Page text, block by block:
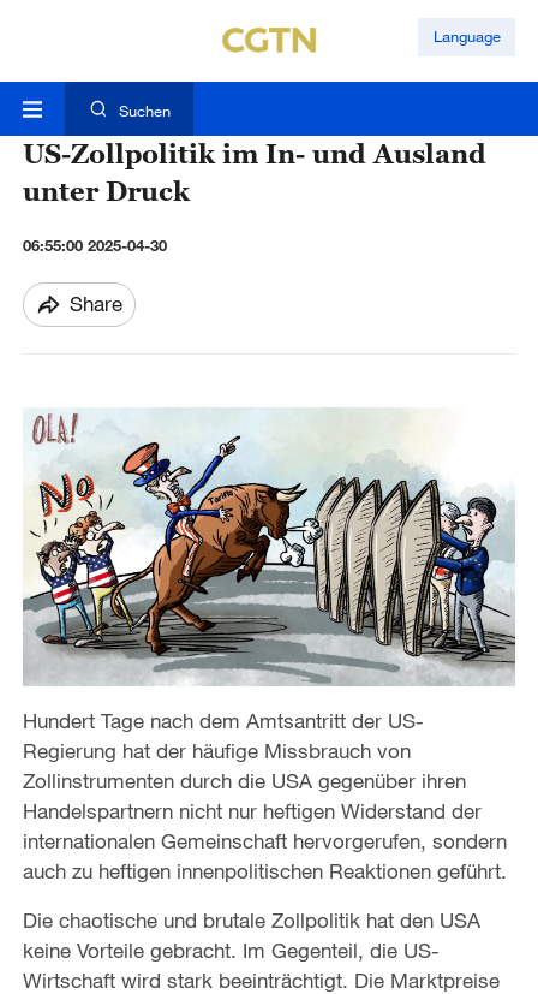
Language
Suchen
US-Zollpolitik im In- und Ausland
unter Druck
06:55:00 2025-04-30
Share
Hundert Tage nach dem Amtsantritt der US-
Regierung hat der häufige Missbrauch von
Zollinstrumenten durch die USA gegenüber ihren
Handelspartnern nicht nur heftigen Widerstand der
internationalen Gemeinschaft hervorgerufen, sondern
auch zu heftigen innenpolitischen Reaktionen geführt.
Die chaotische und brutale Zollpolitik hat den USA
keine Vorteile gebracht. Im Gegenteil, die US-
Wirtschaft wird stark beeinträchtigt. Die Marktpreise